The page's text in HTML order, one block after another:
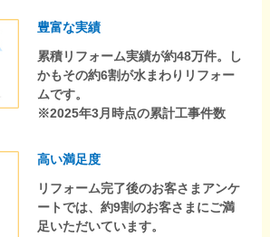
豊富な実績
累積リフォーム実績が約48万件。し
かもその約6割が水まわりリフォー
ムです。
※2025年3月時点の累計工事件数
高い満足度
リフォーム完了後のお客さまアンケ
ートでは、約9割のお客さまにご満
足いただいています。